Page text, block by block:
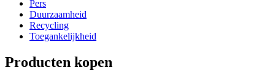
Pers
Duurzaamheid
Recycling
Toegankelijkheid
Producten kopen